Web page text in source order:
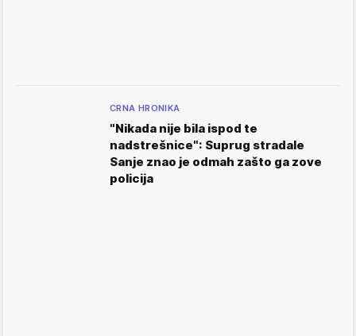
CRNA HRONIKA
"Nikada nije bila ispod te
nadstrešnice": Suprug stradale
Sanje znao je odmah zašto ga zove
policija